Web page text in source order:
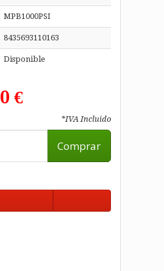
MPB1000PSI
8435693110163
Disponible
€
*IVA Incluido
Comprar